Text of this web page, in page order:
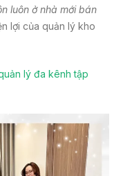
luôn ở nhà mới bán
lợi của quản lý kho
lý đa kênh tập